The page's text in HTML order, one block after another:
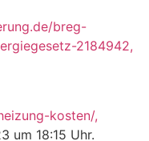
breg-
2184942,
kosten/,
um 18:15 Uhr.